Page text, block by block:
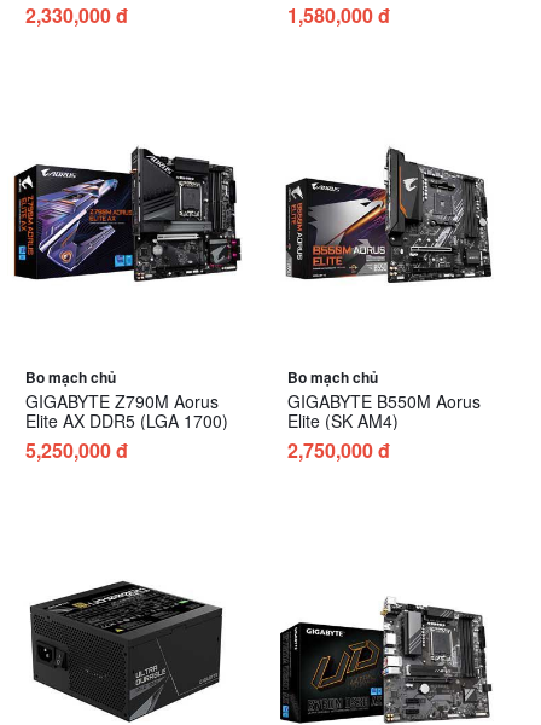
2,330,000 đ 1,580,000 đ
Bo mạch chủ
GIGABYTE Z790M Aorus
Elite AX DDR5 (LGA 1700)
5,250,000 đ
Bo mạch chủ
GIGABYTE B550M Aorus
Elite (SK AM4)
2,750,000 đ